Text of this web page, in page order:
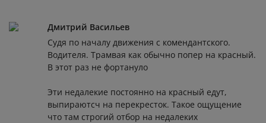
Дмитрий Васильев
Судя по началу движения с комендантского.
Водителя. Трамвая как обычно попер на красный.
В этот раз не фортануло
Эти недалекие постоянно на красный едут,
выпираютсч на перекресток. Такое ощущение
что там строгий отбор на недалеких